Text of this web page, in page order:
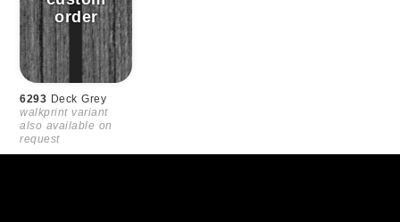
6293 Deck Grey
walkprint variant
also available on
request